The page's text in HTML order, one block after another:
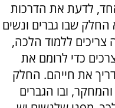
לדעת את הדרכות
החלק שבו גברים ונשים
צריכים ללמוד הלכה,
כדי לרומם את
את חייהם. החלק
ובו הגברים